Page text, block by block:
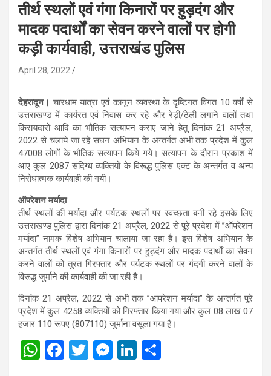
तीर्थ स्थलों एवं गंगा किनारों पर हुड़दंग और
मादक पदार्थों का सेवन करने वालों पर होगी
कड़ी कार्यवाही, उत्तराखंड पुलिस
April 28, 2022
देहरादून। चारधाम यात्रा एवं कानून व्यवस्था के दृष्टिगत विगत 10 वर्षों से
उत्तराखण्ड में कार्यरत एवं निवास कर रहे और रेड़ी/ठेली लगाने वालों तथा
किरायदारों आदि का भौतिक सत्यापन कराए जाने हेतु दिनांक 21 अप्रैल,
2022 से चलाये जा रहे सघन अभियान के अन्तर्गत अभी तक प्रदेश में कुल
47008 लोगों के भौतिक सत्यापन किये गये। सत्यापन के दौरान प्रकाश में
आए कुल 2087 संदिग्ध व्यक्तियों के विरूद्ध पुलिस एक्ट के अन्तर्गत व अन्य
निरोधात्मक कार्यवाही की गयी।
ऑपरेशन मर्यादा
तीर्थ स्थलों की मर्यादा और पर्यटक स्थलों पर स्वच्छता बनी रहे इसके लिए
उत्तराखण्ड पुलिस द्वारा दिनांक 21 अप्रैल, 2022 से पूरे प्रदेश में ’’ऑपरेशन
मर्यादा’’ नामक विशेष अभियान चालाया जा रहा है। इस विशेष अभियान के
अन्तर्गत तीर्थ स्थलों एवं गंगा किनारों पर हुड़दंग और मादक पदार्थों का सेवन
करने वालों को तुरंत गिरफ्तार और पर्यटक स्थलों पर गंदगी करने वालों के
विरूद्ध जुर्माने की कार्यवाही की जा रही है।
दिनांक 21 अप्रैल, 2022 से अभी तक ’’आपरेशन मर्यादा’’ के अन्तर्गत पूरे
प्रदेश में कुल 4258 व्यक्तियों को गिरफ्तार किया गया और कुल 08 लाख 07
हजार 110 रूपए (807110) जुर्माना वसूला गया है।
W F
T
M Li